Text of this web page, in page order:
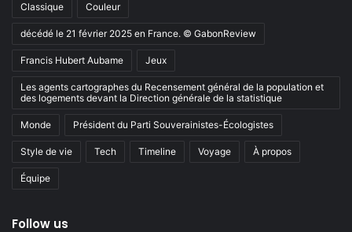
Classique Couleur
décédé le 21 février 2025 en France. © GabonReview
Francis Hubert Aubame Jeux
Les agents cartographes du Recensement général de la population et
des logements devant la Direction générale de la statistique
Monde Président du Parti Souverainistes-Écologistes
Style de vie Tech Timeline Voyage À propos
Équipe
Follow us